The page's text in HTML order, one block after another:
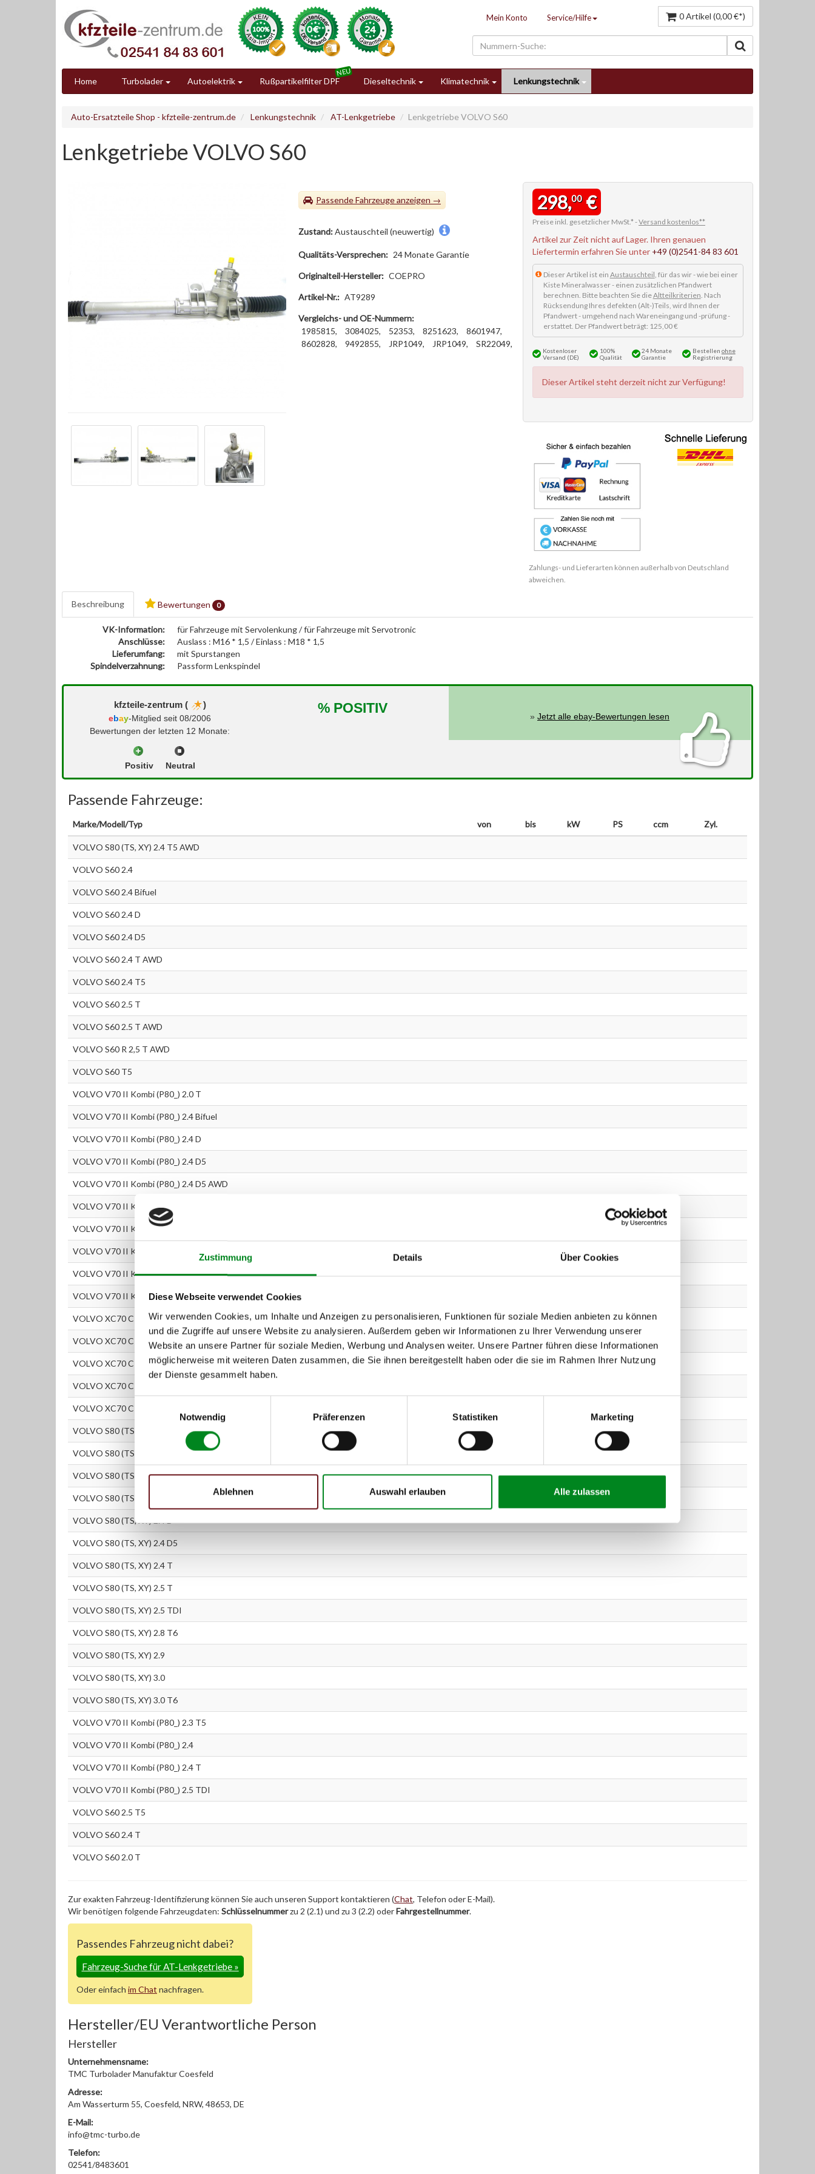
Zustimmung Details Über Cookies
Diese Webseite verwendet Cookies
Wir verwenden Cookies, um Inhalte und Anzeigen zu personalisieren, Funktionen für soziale Medien anbieten zu können
und die Zugriffe auf unsere Website zu analysieren. Außerdem geben wir Informationen zu Ihrer Verwendung unserer
Website an unsere Partner für soziale Medien, Werbung und Analysen weiter. Unsere Partner führen diese Informationen
möglicherweise mit weiteren Daten zusammen, die Sie ihnen bereitgestellt haben oder die sie im Rahmen Ihrer Nutzung
der Dienste gesammelt haben.
Notwendig
Präferenzen Statistiken Marketing
Ablehnen Auswahl erlauben Alle zulassen
Mein Konto Service/Hilfe 0 Artikel (0,00 €*)
Home Turbolader Autoelektrik Rußpartikelfilter DPF Dieseltechnik Klimatechnik Lenkungstechnik
Auto-Ersatzteile Shop - kfzteile-zentrum.de Lenkungstechnik AT-Lenkgetriebe Lenkgetriebe VOLVO S60
Lenkgetriebe VOLVO S60
Passende Fahrzeuge
Zustand:Austauschteil (neuwertig)
Qualitäts-Versprechen: 24 Monate Garantie
Originalteil-Hersteller: COEPRO
Artikel-Nr.: AT9289
Vergleichs- und OE-Nummern:
1985815,
3084025, 52353, 8251623,
8601947,
8602828,
9492855, JRP1049, JRP1049, SR22049,
298,00€
Preise inkl. gesetzlicher MwSt.* -Versand kostenlos**
Artikel zur Zeit nicht auf Lager. Ihren genauen
Liefertermin erfahren Sie unter +49 (0)2541-84 83 601
Dieser Artikel ist ein Austauschteil, für das wir - wie bei einer
Kiste Mineralwasser - einen zusätzlichen Pfandwert
berechnen. Bitte beachten Sie dieAltteilkriterien. Nach
Rücksendung Ihres defekten (Alt-)Teils, wird Ihnen der
Pfandwert - umgehend nach Wareneingang und -prüfung -
erstattet. Der Pfandwert beträgt: 125,00 €
Kostenloser
Versand (DE)
100%
Qualität
24 Monate
Garantie
Bestellen ohne
Registrierung
Dieser Artikel steht derzeit nicht zur Verfügung!
Zahlungs- und Lieferarten können außerhalb von Deutschland
abweichen.
Beschreibung Bewertungen 0
VK-Information:
für Fahrzeuge mit Servolenkung / für Fahrzeuge mit Servotronic
Anschlüsse:
Auslass : M16 * 1,5 / Einlass : M18 * 1,5
Lieferumfang:
mit Spurstangen
Spindelverzahnung:
Passform Lenkspindel
kfzteile-zentrum ( )
ebay-Mitglied seit 08/2006
Bewertungen der letzten 12 Monate:
Positiv Neutral
% POSITIV
»Jetzt alle ebay-Bewertungen lesen
Passende Fahrzeuge:
Marke/Modell/Typ von bis kW PS ccm Zyl.
VOLVO S80 (TS, XY) 2.4 T5 AWD
VOLVO S60 2.4
VOLVO S60 2.4 Bifuel
VOLVO S60 2.4 D
VOLVO S60 2.4 D5
VOLVO S60 2.4 T AWD
VOLVO S60 2.4 T5
VOLVO S60 2.5 T
VOLVO S60 2.5 T AWD
VOLVO S60 R 2,5 T AWD
VOLVO S60 T5
VOLVO V70 II Kombi (P80_) 2.0 T
VOLVO V70 II Kombi (P80_) 2.4 Bifuel
VOLVO V70 II Kombi (P80_) 2.4 D
VOLVO V70 II Kombi (P80_) 2.4 D5
VOLVO V70 II Kombi (P80_) 2.4 D5 AWD
VOLVO V70 II Kombi (P80_) 2.4 T AWD
VOLVO V70 II Kombi (P80_) 2.4 T5
VOLVO V70 II Kombi (P80_) 2.5 T
VOLVO V70 II Kombi (P80_) 2.5 T AWD
VOLVO V70 II Kombi (P80_) R 2,5 T AWD
VOLVO XC70 CROSS COUNTRY 3.2
VOLVO XC70 CROSS COUNTRY 2.4 D5 AWD
VOLVO XC70 CROSS COUNTRY 2.4 D5 XC AWD
VOLVO XC70 CROSS COUNTRY 2.4 T XC AWD
VOLVO XC70 CROSS COUNTRY 2.5 T XC AWD
VOLVO S80 (TS, XY) 2.0
VOLVO S80 (TS, XY) 2.0 T
VOLVO S80 (TS, XY) 2.4
VOLVO S80 (TS, XY) 2.4 Bifuel
VOLVO S80 (TS, XY) 2.4 D
VOLVO S80 (TS, XY) 2.4 D5
VOLVO S80 (TS, XY) 2.4 T
VOLVO S80 (TS, XY) 2.5 T
VOLVO S80 (TS, XY) 2.5 TDI
VOLVO S80 (TS, XY) 2.8 T6
VOLVO S80 (TS, XY) 2.9
VOLVO S80 (TS, XY) 3.0
VOLVO S80 (TS, XY) 3.0 T6
VOLVO V70 II Kombi (P80_) 2.3 T5
VOLVO V70 II Kombi (P80_) 2.4
VOLVO V70 II Kombi (P80_) 2.4 T
VOLVO V70 II Kombi (P80_) 2.5 TDI
VOLVO S60 2.5 T5
VOLVO S60 2.4 T
VOLVO S60 2.0 T
Zur exakten Fahrzeug-Identifizierung können Sie auch unseren Support kontaktieren (Chat, Telefon oder E-Mail).
Wir benötigen folgende Fahrzeugdaten: Schlüsselnummerzu 2 (2.1) und zu 3 (2.2) oderFahrgestellnummer.
Passendes Fahrzeug nicht dabei?
Fahrzeug-Suche für AT-Lenkgetriebe»
Oder einfach im Chat nachfragen.
Hersteller/EU Verantwortliche Person
Hersteller
Unternehmensname:
TMC Turbolader Manufaktur Coesfeld
Adresse:
Am Wasserturm 55, Coesfeld, NRW, 48653, DE
E-Mail:
info@tmc-turbo.de
Telefon:
02541/8483601